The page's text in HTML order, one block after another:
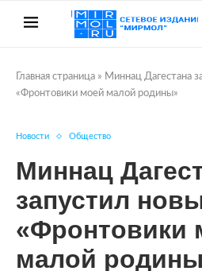
Главная страница » Миннац Дагестана
«Фронтовики моей малой родины»
Новости Общество
Миннац
запустил
«Фронтовики
малой